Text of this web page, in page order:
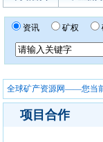
资讯 矿权
全球矿产资源网——您当
项目合作